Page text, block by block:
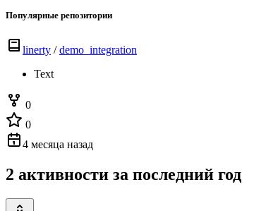
Популярные репозитории
linerty /demo_integration
Text
0
0
4 месяца назад
2 активности за последний год